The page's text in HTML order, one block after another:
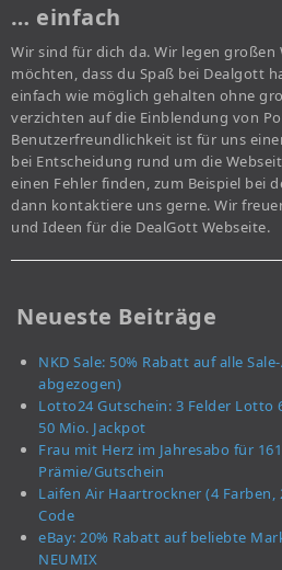
… einfach
Wir sind für dich da. Wir legen
möchten, dass du Spaß bei Dealgott
einfach wie möglich gehalten ohne
verzichten auf die Einblendung von
Benutzerfreundlichkeit ist für uns
bei Entscheidung rund um die
einen Fehler finden, zum Beispiel bei
dann kontaktiere uns gerne. Wir
und Ideen für die DealGott Webseite.
Neueste Beiträge
NKD Sale: 50% Rabatt auf alle
abgezogen)
Lotto24 Gutschein: 3 Felder Lotto
50 Mio. Jackpot
Frau mit Herz im Jahresabo für
Prämie/Gutschein
Laifen Air Haartrockner (4 Farben,
Code
eBay: 20% Rabatt auf beliebte
NEUMIX